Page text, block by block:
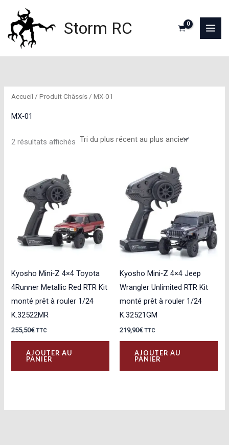
contenu
Storm RC
Accueil / Produit Châssis / MX‑01
MX‑01
2 résultats affichés Trié
Kyosho Mini‑Z 4×4 Toyota
4Runner Metallic Red RTR Kit
monté prêt à rouler 1/24
K.32522MR
255,50€ TTC
AJOUTER AU
PANIER
Kyosho Mini‑Z 4×4 Jeep
Wrangler Unlimited RTR Kit
monté prêt à rouler 1/24
K.32521GM
219,90€ TTC
AJOUTER AU
PANIER